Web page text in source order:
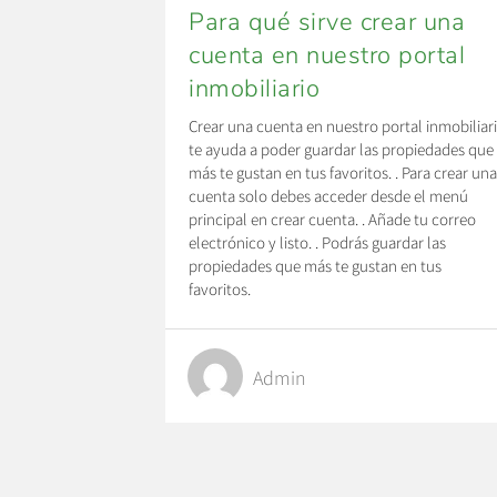
Para qué sirve crear una
cuenta en nuestro portal
inmobiliario
Crear una cuenta en nuestro portal
te ayuda a poder guardar las propiedades que
más te gustan en tus favoritos. . Para crear una
cuenta solo debes acceder desde el menú
principal en crear cuenta. . Añade tu correo
electrónico y listo. . Podrás guardar las
propiedades que más te gustan en tus
favoritos.
Admin